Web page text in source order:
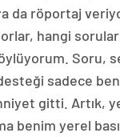
da röportaj
hangi
Soru,
sadece
gitti. Artık,
benim yerel